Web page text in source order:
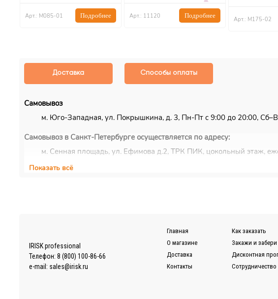
Арт.: М085-01 Подробнее Арт.: 11120 Подробнее
Арт.: М175-02
Доставка Способы оплаты
Самовывоз
м. Юго-Западная, ул. Покрышкина, д. 3, Пн-Пт с 9:00 до 20:00,
Самовывоз в Санкт-Петербурге осуществляется по адресу:
м. Сенная площадь, ул. Ефимова д.2, ТРК ПИК, цокольный этаж,
Курьерская доставка
Более подробно ознакомиться с условиями доставки заказов вы можете
Показать всё
IRISK professional
Телефон: 8 (800) 100-86-66
e-mail: sales@irisk.ru
Главная
О магазине
Доставка
Контакты
Как заказать
Закажи и забери
Дисконтная
Сотрудничество